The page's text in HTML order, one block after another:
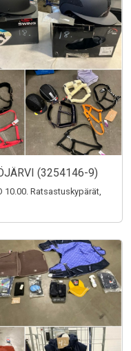
(3254146-9)
10.00. Ratsastuskypärät,